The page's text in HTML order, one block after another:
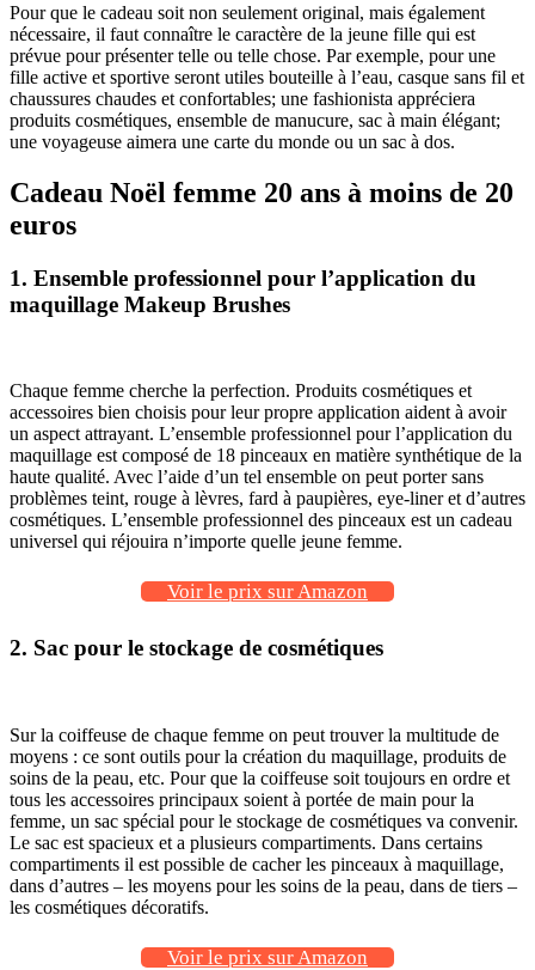
Pour que le cadeau soit non seulement original, mais également
nécessaire, il faut connaître le caractère de la jeune fille qui est
prévue pour présenter telle ou telle chose. Par exemple, pour une
fille active et sportive seront utiles bouteille à l’eau, casque sans fil et
chaussures chaudes et confortables; une fashionista appréciera
produits cosmétiques, ensemble de manucure, sac à main élégant;
une voyageuse aimera une carte du monde ou un sac à dos.
Cadeau Noël femme 20 ans à moins de 20
euros
1. Ensemble professionnel pour l’application du
maquillage Makeup Brushes
Chaque femme cherche la perfection. Produits cosmétiques et
accessoires bien choisis pour leur propre application aident à avoir
un aspect attrayant. L’ensemble professionnel pour l’application du
maquillage est composé de 18 pinceaux en matière synthétique de la
haute qualité. Avec l’aide d’un tel ensemble on peut porter sans
problèmes teint, rouge à lèvres, fard à paupières, eye-liner et d’autres
cosmétiques. L’ensemble professionnel des pinceaux est un cadeau
universel qui réjouira n’importe quelle jeune femme.
Voir le prix sur Amazon
2. Sac pour le stockage de cosmétiques
Sur la coiffeuse de chaque femme on peut trouver la multitude de
moyens : ce sont outils pour la création du maquillage, produits de
soins de la peau, etc. Pour que la coiffeuse soit toujours en ordre et
tous les accessoires principaux soient à portée de main pour la
femme, un sac spécial pour le stockage de cosmétiques va convenir.
Le sac est spacieux et a plusieurs compartiments. Dans certains
compartiments il est possible de cacher les pinceaux à maquillage,
dans d’autres – les moyens pour les soins de la peau, dans de tiers –
les cosmétiques décoratifs.
Voir le prix sur Amazon